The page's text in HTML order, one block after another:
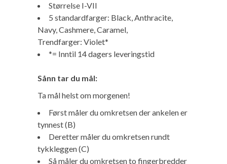
Størrelse I-VII
5 standardfarger: Black, Anthracite,
Navy, Cashmere, Caramel,
Trendfarger: Violet*
*= Inntil 14 dagers leveringstid
Sånn tar du mål:
Ta mål helst om morgenen!
Først måler du omkretsen der ankelen er
tynnest (B)
Deretter måler du omkretsen rundt
tykkleggen (C)
Så måler du omkretsen to fingerbredder